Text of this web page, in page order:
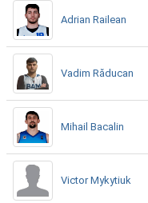
Adrian Railean
Vadim Răducan
Mihail Bacalin
Victor Mykytiuk